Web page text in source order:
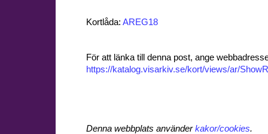
Kortlåda: AREG18
För att länka till denna post, ange
https://katalog.visarkiv.se/kort/views/ar/
Denna webbplats använderkakor/cookies.